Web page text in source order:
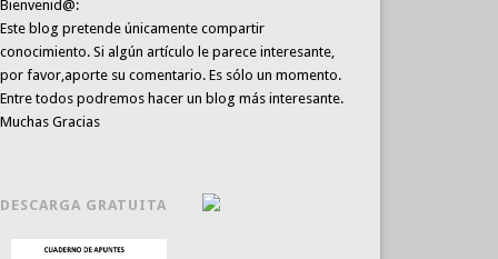
Bienvenid@:
Este blog pretende únicamentecompartir
conocimiento. Si algún artículo le parece interesante,
por favor,aporte su comentario. Es sólo un momento.
Entre todos podremos hacer un blog más interesante.
Muchas Gracias
DESCARGA GRATUITA